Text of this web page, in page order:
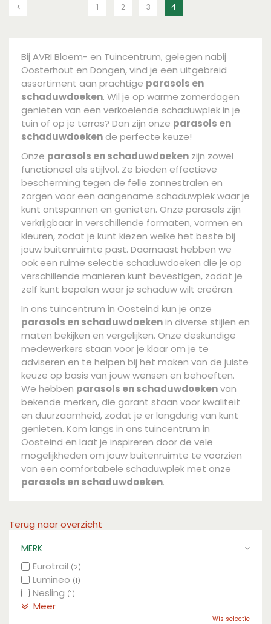
1 2 3 4
Bij AVRI Bloem- en Tuincentrum, gelegen nabij
Oosterhout en Dongen, vind je een uitgebreid
assortiment aan prachtige parasols en
schaduwdoeken. Wil je op warme zomerdagen
genieten van een verkoelende schaduwplek in je
tuin of op je terras? Dan zijn onze parasols en
schaduwdoekende perfecte keuze!
Onze parasols en schaduwdoeken zijn zowel
functioneel als stijlvol. Ze bieden effectieve
bescherming tegen de felle zonnestralen en
zorgen voor een aangename schaduwplek waar je
kunt ontspannen en genieten. Onze parasols zijn
verkrijgbaar in verschillende formaten, vormen en
kleuren, zodat je kunt kiezen welke het beste bij
jouw buitenruimte past. Daarnaast hebben we
ook een ruime selectie schaduwdoeken die je op
verschillende manieren kunt bevestigen, zodat je
zelf kunt bepalen waar je schaduw wilt creëren.
In ons tuincentrum in Oosteind kun je onze
parasols en schaduwdoekenin diverse stijlen en
maten bekijken en vergelijken. Onze deskundige
medewerkers staan voor je klaar om je te
adviseren en te helpen bij het maken van de juiste
keuze op basis van jouw wensen en behoeften.
We hebben parasols en schaduwdoekenvan
bekende merken, die garant staan voor kwaliteit
en duurzaamheid, zodat je er langdurig van kunt
genieten. Kom langs in ons tuincentrum in
Oosteind en laat je inspireren door de vele
mogelijkheden om jouw buitenruimte te voorzien
van een comfortabele schaduwplek met onze
parasols en schaduwdoeken.
Terug naar overzicht
MERK
Eurotrail (2)
Lumineo (1)
Nesling (1)
Meer
Wis selectie